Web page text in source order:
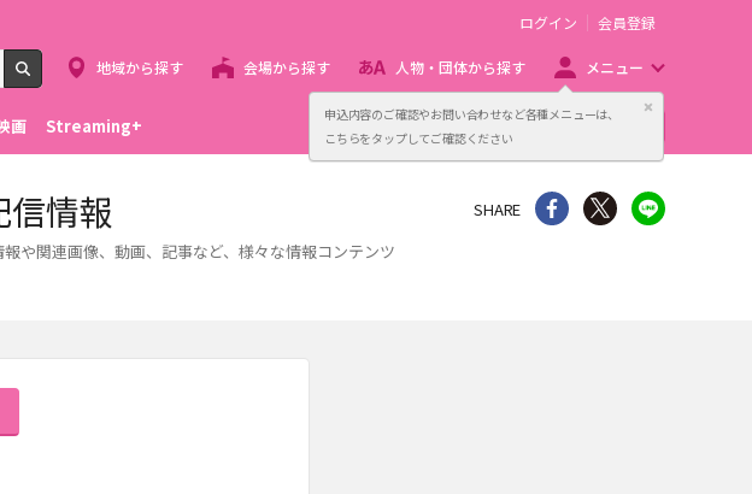
申込内容のご確認やお問い合わせなど各種メニューは、
こちらをタップしてご確認ください
閉じる
検索
ログイン 会員登録
地域から探す 会場から探す 人物・団体から探す メニュー
画 Streaming+ 主催者向け販売サービス
情報
や関連画像、動画、記事など、様々な情報コンテンツ
SHARE シェア Twitter